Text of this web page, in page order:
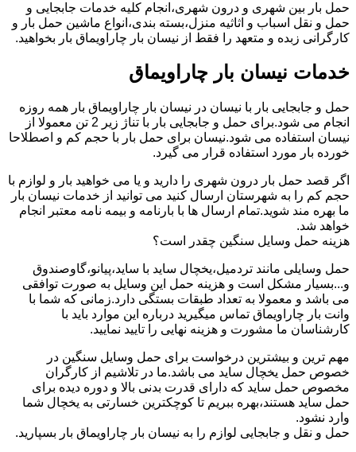
حمل بار بین شهری و درون شهری،انجام کلیه خدمات جابجایی و
حمل و نقل اسباب و اثاثیه منزل،بسته بندی،انواع ماشین حمل بار و
کارگرانی زبده و متعهد را فقط از نیسان بار چاراویماق بار بخواهید.
خدمات نیسان بار چاراویماق
حمل و جابجایی بار با نیسان در نیسان بار چاراویماق بار همه روزه
انجام می شود.برای حمل و جابجایی بار با تناژ زیر 2 تن معمولا از
نیسان استفاده می شود.نیسان برای حمل بار با حجم کم و اصطلاحا
خورده بار مورد استفاده قرار می گیرد.
اگر قصد حمل بار درون شهری را دارید و یا می خواهید بار و لوازم با
حجم کم را به شهرستان ارسال کنید می توانید از خدمات نیسان بار
ما بهره مند شوید.تمام ارسال ها با بارنامه و بیمه نامه معتبر انجام
خواهد شد.
هزینه حمل وسایل سنگین چقدر است؟
حمل وسایلی مانند تردمیل،یخچال ساید با ساید،پیانو،گاوصندوق
و...بسیار مشکل است و هزینه حمل این وسایل به صورت توافقی
می باشد و معمولا به تعداد طبقات بستگی دارد.زمانی که شما با
وانت بار چاراویماق تماس میگیرید درباره این موارد باید با
کارشناسان ما مشورت و هزینه نهایی را تایید نمایید.
مهم ترین و بیشترین درخواست برای حمل وسایل سنگین در
خصوص حمل یخچال ساید می باشد.ما در تلاشیم از کارگران
مخصوص حمل ساید که دارای قدرت بدنی بالا و دوره دیده برای
حمل ساید هستند،بهره ببریم تا کوچکترین خسارتی به یخچال شما
وارد نشود.
حمل و نقل و جابجایی لوازم را به نیسان بار چاراویماق بار بسپارید.